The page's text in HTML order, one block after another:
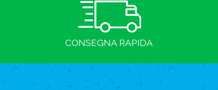
CONSEGNA RAPIDA